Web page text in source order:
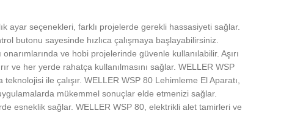
ayar seçenekleri, farklı projelerde gerekli hassasiyeti sağlar.
butonu sayesinde hızlıca çalışmaya başlayabilirsiniz.
ve hobi projelerinde güvenle kullanılabilir. Aşırı
ve her yerde rahatça kullanılmasını sağlar. WELLER WSP
ile çalışır. WELLER WSP 80 Lehimleme El Aparatı,
mükemmel sonuçlar elde etmenizi sağlar.
esneklik sağlar. WELLER WSP 80, elektrikli alet tamirleri ve